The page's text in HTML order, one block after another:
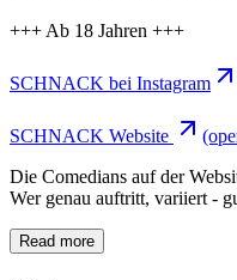
+++ Ab 18 Jahren +++
SCHNACK bei Instagram
SCHNACK Website
Die Comedians auf der
Wer genau auftritt, variiert -
Read more